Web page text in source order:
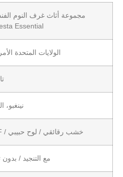
Essential
الولايات المتحدة
نينغبو،
MDF / خشب رقائقي / لوح حبيبي
مع التنجيد / بدون